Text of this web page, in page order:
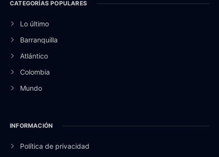
CATEGORÍAS POPULARES
Lo último
Barranquilla
Atlántico
Colombia
Mundo
INFORMACIÓN
Política de privacidad